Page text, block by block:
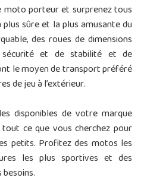
porteur et surprenez tous
sûre et la plus amusante du
des roues de dimensions
et de stabilité et de
le moyen de transport préféré
de jeu à l’extérieur.
disponibles de votre marque
ce que vous cherchez pour
petits. Profitez des motos les
les plus sportives et des